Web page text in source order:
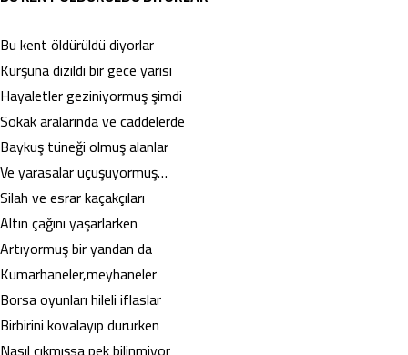
Bu kent öldürüldü diyorlar
Kurşuna dizildi bir gece yarısı
Hayaletler geziniyormuş şimdi
Sokak aralarında ve caddelerde
Baykuş tüneği olmuş alanlar
Ve yarasalar uçuşuyormuş…
Silah ve esrar kaçakçıları
Altın çağını yaşarlarken
Artıyormuş bir yandan da
Kumarhaneler,meyhaneler
Borsa oyunları hileli iflaslar
Birbirini kovalayıp dururken